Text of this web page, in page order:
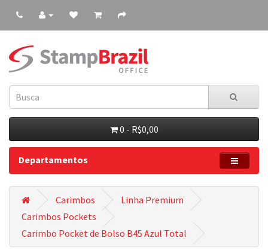
0 - R$0,00
Departamentos
Carimbos
Linha Premium
Carimbos Pockets
Carimbo Pocket de Bolso B45 Azul Total